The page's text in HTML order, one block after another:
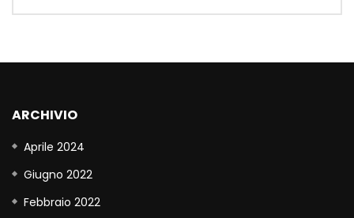
ARCHIVIO
Aprile 2024
Giugno 2022
Febbraio 2022